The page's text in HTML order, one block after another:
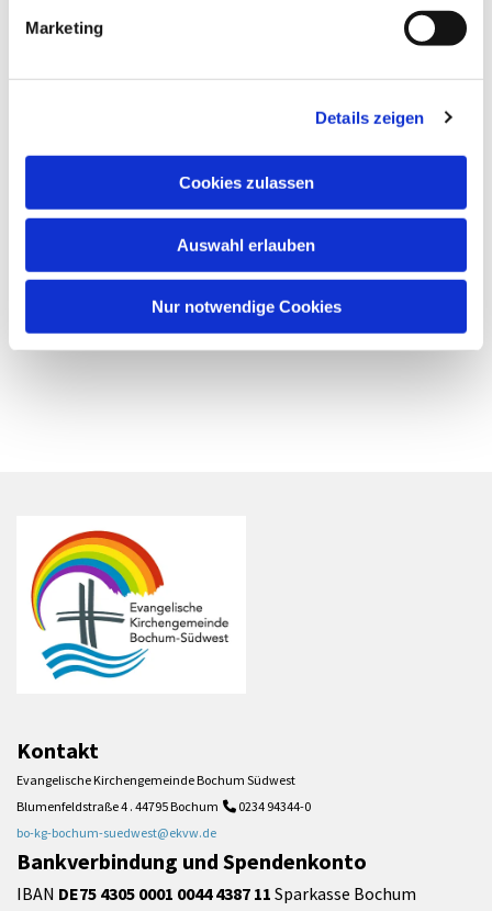
Marketing
Details zeigen
Cookies zulassen
Auswahl erlauben
Nur notwendige Cookies
Kontakt
Evangelische Kirchengemeinde Bochum Südwest
Blumenfeldstraße 4 . 44795 Bochum  0234 94344-0
bo-kg-bochum-suedwest@ekvw.de
Bankverbindung und Spendenkonto
IBAN DE75 4305 0001 0044 4387 11 Sparkasse Bochum